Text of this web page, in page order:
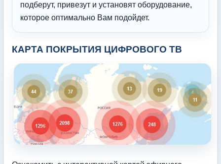
подберут, привезут и установят оборудование,
которое оптимально Вам подойдет.
КАРТА ПОКРЫТИЯ ЦИФРОВОГО ТВ